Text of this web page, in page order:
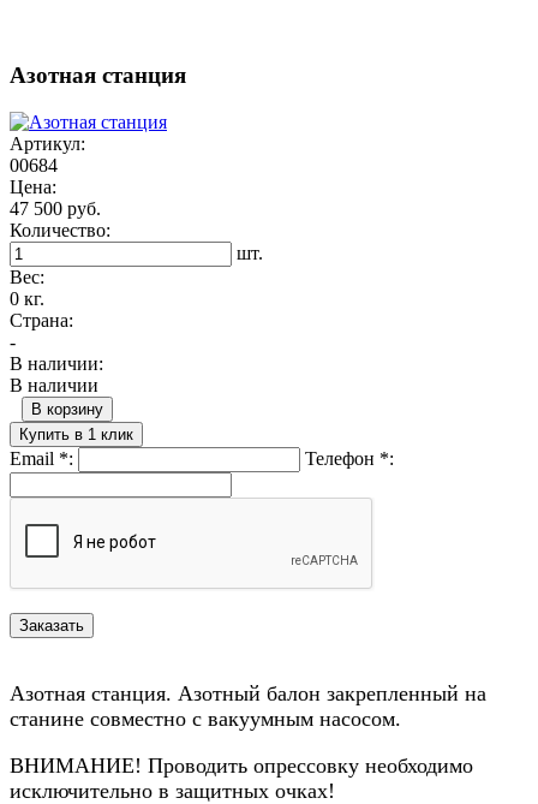
Азотная станция
Артикул:
00684
Цена:
47 500 руб.
Количество:
шт.
Вес:
0 кг.
Страна:
-
В наличии:
В наличии
В корзину
Купить в 1 клик
Email *: Телефон *:
Азотная станция. Азотный балон закрепленный на
станине совместно с вакуумным насосом.
ВНИМАНИЕ! Проводить опрессовку необходимо
исключительно в защитных очках!